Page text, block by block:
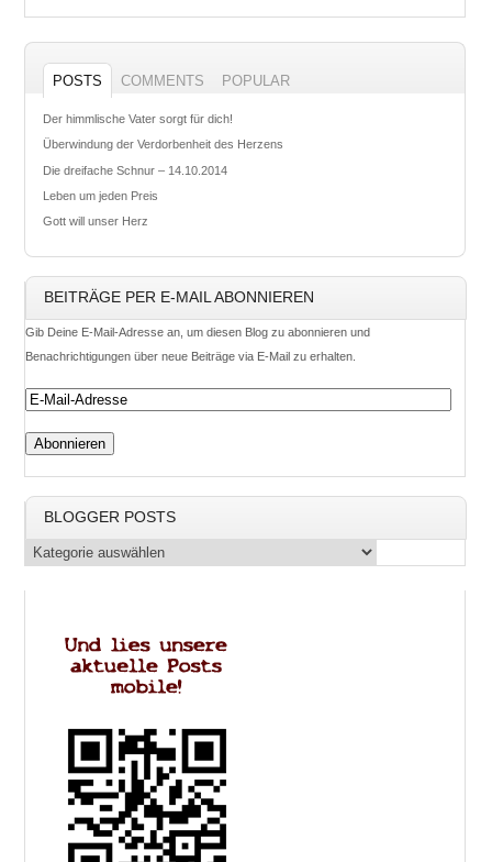
POSTS COMMENTS POPULAR
Der himmlische Vater sorgt für dich!
Überwindung der Verdorbenheit des Herzens
Die dreifache Schnur – 14.10.2014
Leben um jeden Preis
Gott will unser Herz
BEITRÄGE PER E-MAIL ABONNIEREN
Gib Deine E-Mail-Adresse an, um diesen Blog zu abonnieren und
Benachrichtigungen über neue Beiträge via E-Mail zu erhalten.
BLOGGER POSTS